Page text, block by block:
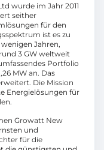
wurde im Jahr 2011
seither
für den
ist es zu
Jahren,
3 GW weltweit
Portfolio
MW an. Das
Die Mission
Energielösungen für
Growatt New
und
für die